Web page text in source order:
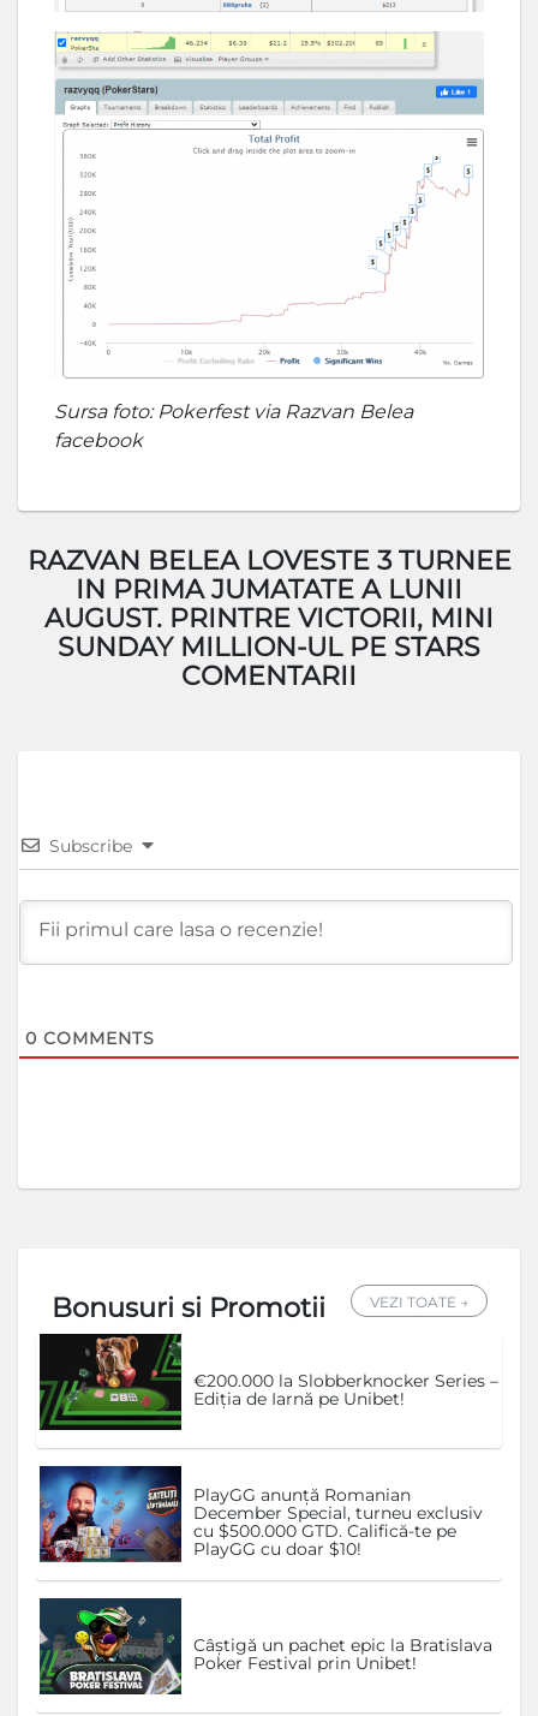
Sursa foto: Pokerfest via Razvan Belea
facebook
RAZVAN BELEA LOVESTE 3 TURNEE
IN PRIMA JUMATATE A LUNII
AUGUST. PRINTRE VICTORII, MINI
SUNDAY MILLION-UL PE STARS
COMENTARII
Subscribe
0 COMMENTS
Bonusuri si Promotii VEZI TOATE →
€200.000 la Slobberknocker Series –
Ediția de Iarnă pe Unibet!
PlayGG anunță Romanian
December Special, turneu exclusiv
cu $500.000 GTD. Califică-te pe
PlayGG cu doar $10!
Câștigă un pachet epic la Bratislava
Poker Festival prin Unibet!